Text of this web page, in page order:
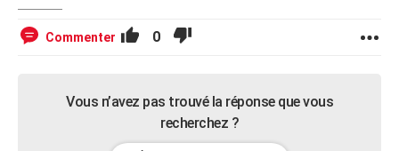
Commenter 0
Vous n’avez pas trouvé la réponse que vous
recherchez ?